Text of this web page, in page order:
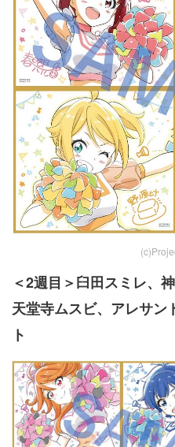
＜2週目＞臼田スミレ、
天堂寺ムスビ、アレサン
ト